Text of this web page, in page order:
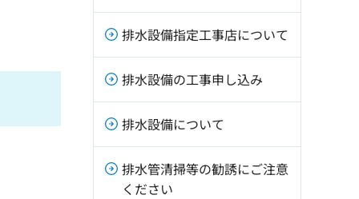
排水設備指定工事店について
排水設備の工事申し込み
排水設備について
排水管清掃等の勧誘にご注意
ください